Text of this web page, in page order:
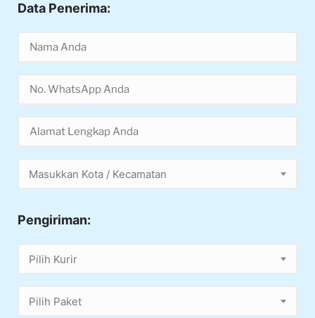
Data Penerima:
Masukkan Kota / Kecamatan
Pengiriman:
Pilih Kurir
Pilih Paket